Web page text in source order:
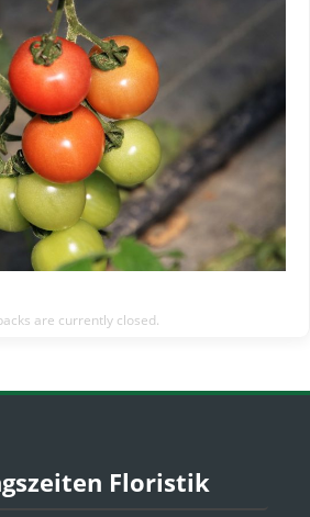
are currently closed.
Floristik